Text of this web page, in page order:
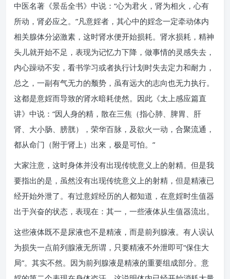
中医名著《景岳全书》中说：“心为君火，肾为相火，心有
所动，肾必应之。”凡意婬者，其心中的婬念一定牵动体内
相关腺体分泌激素，这时肾水便开始损耗。肾水损耗，精神
头儿就开始不足，表现为记忆力下降，做事情的灵感失去，
内心躁动不安，看书学习或者执行计划时失去定力和耐力，
总之，一副有气无力的颓势，虽有远大的志向也无力执行。
这都是意婬而导致的肾水暗耗使然。因此《太上感应篇直
讲》中说：“因人身的精，散在三焦（指心肺、脾胃、肝
肾、大小肠、膀胱），荣华百脉，及欲火一动，合聚流通，
都从命门（附于肾上）出來，极是可怕。”
大家注意，这时身体并没有出现传统意义上的射精。但是我
要指出的是，虽然没有出现传统意义上的射精，但是精液已
经开始外泄了。有过意婬经历的人都知道，在意婬时生值器
出于兴奋的状态，表现在：其一，一些液体从生值器流出。
这些液体既不是尿液也不是精液，而是前列腺液。有人误认
为损失一点前列腺液无所谓，只要精液不外泄即可“保住大
局”。其实不然。因为前列腺液是精液的重要组成部分。意